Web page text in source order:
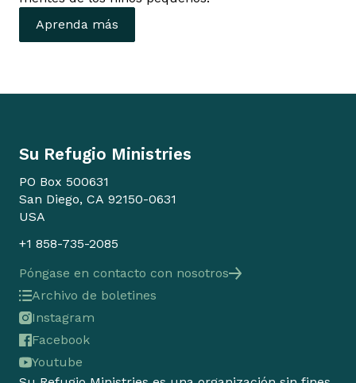
Aprenda más
Su Refugio Ministries
PO Box 500631
San Diego, CA 92150-0631
USA
+1 858-735-2085
Póngase en contacto con nosotros
Archivo de boletines
Instagram
Facebook
Youtube